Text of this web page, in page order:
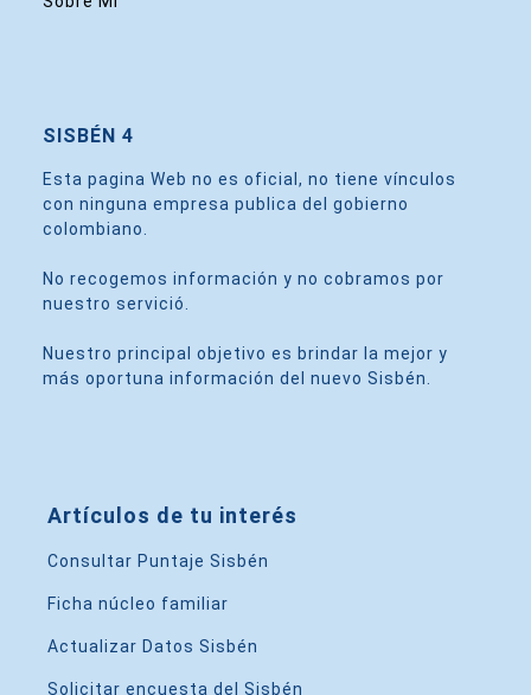
SISBÉN 4
Esta pagina Web no es oficial, no tiene vínculos
con ninguna empresa publica del gobierno
colombiano.
No recogemos información y no cobramos por
nuestro servició.
Nuestro principal objetivo es brindar la mejor y
más oportuna información del nuevo Sisbén.
Artículos de tu interés
Consultar Puntaje Sisbén
Ficha núcleo familiar
Actualizar Datos Sisbén
Solicitar encuesta del Sisbén